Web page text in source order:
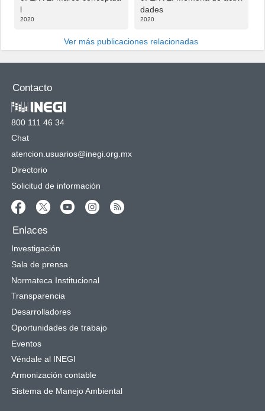
l
2020
dades
2020
Ver más publicaciones relacionadas
Contacto
800 111 46 34
Chat
atencion.usuarios@inegi.org.mx
Directorio
Solicitud de información
Enlaces
Investigación
Sala de prensa
Normateca Institucional
Transparencia
Desarrolladores
Oportunidades de trabajo
Eventos
Véndale al INEGI
Armonización contable
Sistema de Manejo Ambiental